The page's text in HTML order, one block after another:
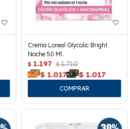
Crema Loreal Glycolic Bright
Noche 50 Ml.
$ 1.197 $ 1.710
$ 1.017 $ 1.017